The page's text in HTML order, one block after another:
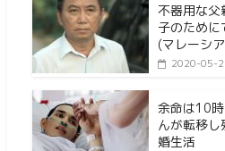
不器用な父
子のために
(マレーシ
2020-05-
余命は10
んが転移
婚生活